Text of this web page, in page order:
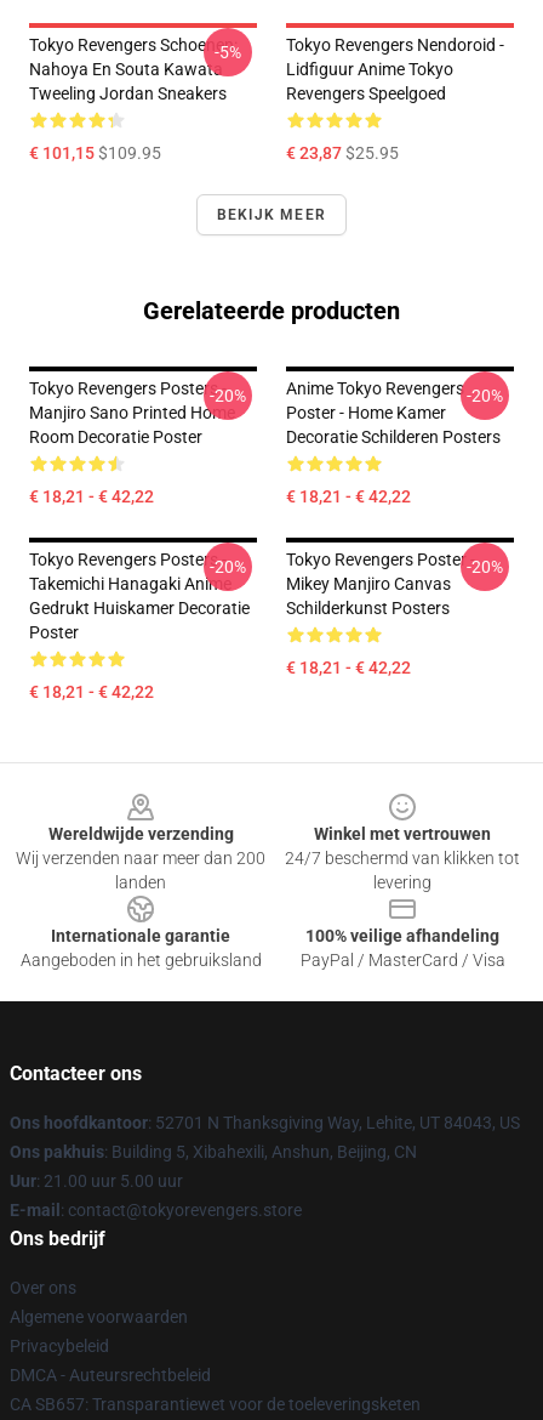
Tokyo Revengers Schoenen:
Nahoya En Souta Kawata
Tweeling Jordan Sneakers
€ 101,15$109.95
-5%
Tokyo Revengers Nendoroid -
Lidfiguur Anime Tokyo
Revengers Speelgoed
€ 23,87$25.95
BEKIJK MEER
Gerelateerde producten
Tokyo Revengers Posters -
Manjiro Sano Printed Home
Room Decoratie Poster
€ 18,21 - € 42,22
-20%
Anime Tokyo Revengers
Poster - Home Kamer
Decoratie Schilderen Posters
€ 18,21 - € 42,22
-20%
Tokyo Revengers Posters -
Takemichi Hanagaki Anime
Gedrukt Huiskamer Decoratie
Poster
€ 18,21 - € 42,22
-20%
Tokyo Revengers Poster -
Mikey Manjiro Canvas
Schilderkunst Posters
€ 18,21 - € 42,22
-20%
Wereldwijde verzending
Wij verzenden naar meer dan 200
landen
Winkel met vertrouwen
24/7 beschermd van klikken tot
levering
Internationale garantie
Aangeboden in het gebruiksland
100% veilige afhandeling
PayPal / MasterCard / Visa
Contacteer ons
Ons hoofdkantoor: 52701 N Thanksgiving Way, Lehite, UT 84043, US
Ons pakhuis: Building 5, Xibahexili, Anshun, Beijing, CN
Uur: 21.00 uur 5.00 uur
E-mail: contact@tokyorevengers.store
Ons bedrijf
Over ons
Algemene voorwaarden
Privacybeleid
DMCA - Auteursrechtbeleid
CA SB657: Transparantiewet voor de toeleveringsketen